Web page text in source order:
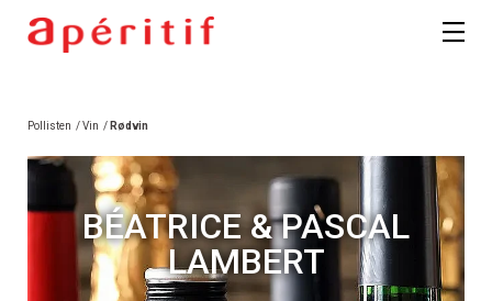
Pollisten /Vin / Rødvin
BÉATRICE & PASCAL
LAMBERT